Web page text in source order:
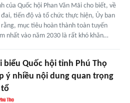
của Quốc hội Phan Văn Mãi cho biết, về
tiến độ và tổ chức thực hiện, Ủy ban
rằng, mục tiêu hoàn thành toàn tuyến
nhất vào năm 2030 là rất khó khăn…
biểu Quốc hội tỉnh Phú Thọ
ý nhiều nội dung quan trọng